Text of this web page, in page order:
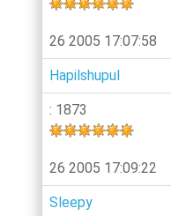
26 2005 17:07:58
Hapilshupul
: 1873
26 2005 17:09:22
Sleepy